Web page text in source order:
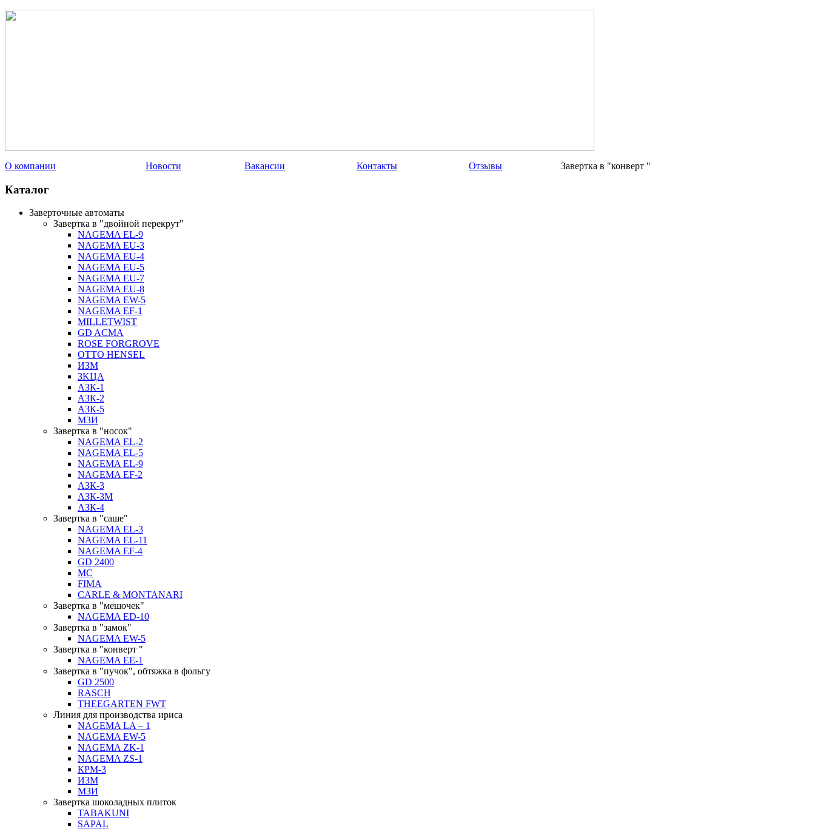
О компании Новости Вакансии Контакты Отзывы Завертка в "конверт "
Каталог
Заверточные автоматы
Завертка в "двойной перекрут"
NAGEMA EL-9
NAGEMA EU-3
NAGEMA EU-4
NAGEMA EU-5
NAGEMA EU-7
NAGEMA EU-8
NAGEMA EW-5
NAGEMA EF-1
MILLETWIST
GD ACMA
ROSE FORGROVE
OTTO HENSEL
ИЗМ
ЗKЦA
АЗК-1
АЗК-2
АЗК-5
МЗИ
Завертка в "носок"
NAGEMA EL-2
NAGEMA EL-5
NAGEMA EL-9
NAGEMA EF-2
АЗК-3
АЗК-3М
АЗК-4
Завертка в "саше"
NAGEMA EL-3
NAGEMA EL-11
NAGEMA EF-4
GD 2400
MC
FIMA
CARLE & MONTANARI
Завертка в "мешочек"
NAGEMA ED-10
Завертка в "замок"
NAGEMA EW-5
Завертка в "конверт "
NAGEMA EE-1
Завертка в "пучок", обтяжка в фольгу
GD 2500
RASCH
THEEGARTEN FWT
Линия для производства ириса
NAGEMA LA – 1
NAGEMA EW-5
NAGEMA ZK-1
NAGEMA ZS-1
КРМ-3
ИЗМ
МЗИ
Завертка шоколадных плиток
TABAKUNI
SAPAL